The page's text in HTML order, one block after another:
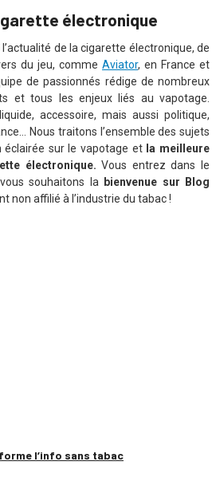
électronique
de la cigarette électronique, de
du jeu, comme Aviator, en France et
de passionnés rédige de nombreux
et tous les enjeux
liés au vapotage.
accessoire, mais aussi politique,
Nous traitons l’ensemble des sujets
sur le vapotage et la meilleure
électronique. Vous entrez dans le
souhaitons la
bienvenue sur Blog
non affilié à l’industrie du tabac !
l’info sans tabac